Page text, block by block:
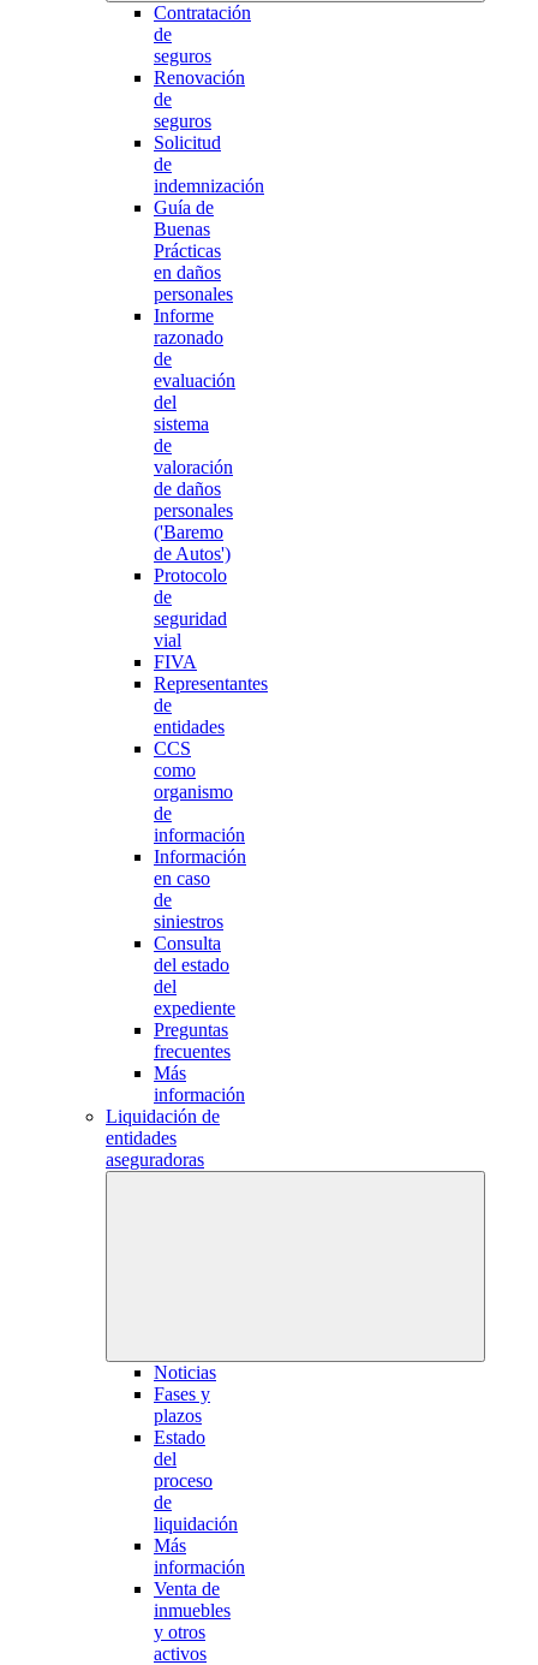
Contratación
de
seguros
Renovación
de
seguros
Solicitud
de
indemnización
Guía de
Buenas
Prácticas
en daños
personales
Informe
razonado
de
evaluación
del
sistema
de
valoración
de daños
personales
('Baremo
de Autos')
Protocolo
de
seguridad
vial
FIVA
Representantes
de
entidades
CCS
como
organismo
de
información
Información
en caso
de
siniestros
Consulta
del estado
del
expediente
Preguntas
frecuentes
Más
información
Liquidación de
entidades
aseguradoras
Noticias
Fases y
plazos
Estado
del
proceso
de
liquidación
Más
información
Venta de
inmuebles
y otros
activos